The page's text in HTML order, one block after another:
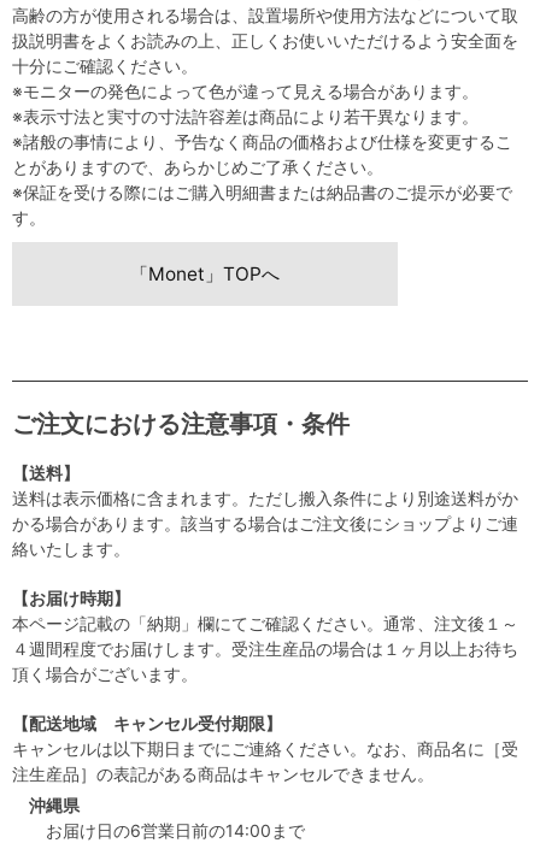
高齢の方が使用される場合は、設置場所や使用方法などについて取
扱説明書をよくお読みの上、正しくお使いいただけるよう安全面を
十分にご確認ください。
※モニターの発色によって色が違って見える場合があります。
※表示寸法と実寸の寸法許容差は商品により若干異なります。
※諸般の事情により、予告なく商品の価格および仕様を変更するこ
とがありますので、あらかじめご了承ください。
※保証を受ける際にはご購入明細書または納品書のご提示が必要で
す。
「Monet」TOPへ
ご注文における注意事項・条件
【送料】
送料は表示価格に含まれます。ただし搬入条件により別途送料がか
かる場合があります。該当する場合はご注文後にショップよりご連
絡いたします。
【お届け時期】
本ページ記載の「納期」欄にてご確認ください。通常、注文後１～
４週間程度でお届けします。受注生産品の場合は１ヶ月以上お待ち
頂く場合がございます。
【配送地域 キャンセル受付期限】
キャンセルは以下期日までにご連絡ください。なお、商品名に［受
注生産品］の表記がある商品はキャンセルできません。
沖縄県
お届け日の6営業日前の14:00まで